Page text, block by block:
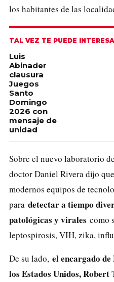
los habitantes de las
TAL VEZ TE PUEDE
Luis
Abinader
clausura
Juegos
Santo
Domingo
2026 con
mensaje de
unidad
Sobre el nuevo laboratorio
doctor Daniel Rivera dijo
modernos equipos de
para detectar a tiempo
patológicas y virales como
leptospirosis, VIH, zika,
De su lado, el encargado de
los Estados Unidos, Robert